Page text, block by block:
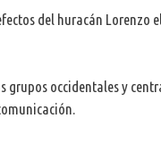
del huracán
grupos occidentales y